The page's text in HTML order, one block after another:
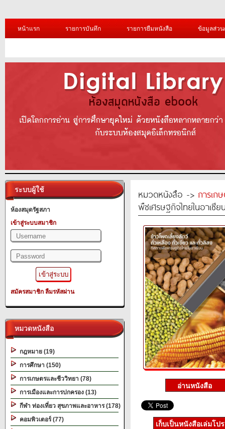
หน้าแรก รายการบันทึก รายการยืมหนังสือ ข้อมูลส่ว
ระบบผู้ใช้
ห้องสมุดรัฐสภา
เข้าสู่ระบบสมาชิก
สมัครสมาชิก ลืมรหัสผ่าน
หมวดหนังสือ
กฎหมาย (19)
การศึกษา (150)
การเกษตรและชีววิทยา (78)
การเมืองและการปกครอง (13)
กีฬา ท่องเที่ยว สุขภาพและอาหาร (178)
คอมพิวเตอร์ (77)
หมวดหนังสือ -> การเก
พืชเศรษฐกิจไทยในอาเซีย
เก็บเป็นหนังสือเล่มโป